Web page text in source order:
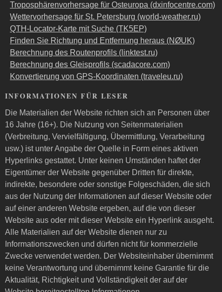
Troposphärenvorhersage für Osteuropa (dxinfocentre.com)
Wettervorhersage für St. Petersburg (world-weather.ru)
QTH-Locator-Karte mit Suche (TK5EP)
Finden Sie Richtung und Entfernung heraus (NØUK)
Berechnung des Routenprofils (linktest.ru)
Berechnung des Gleisprofils (scadacore.com)
Konvertierung von GPS-Koordinaten (traveleu.ru)
INFORMATIONEN FÜR LESER
Die Materialien der Website richten sich an Personen über
16 Jahre (16+). Die Nutzung von Seitenmaterialien
(Verbreitung, Vervielfältigung, Übermittlung, Verarbeitung
usw.) ist unter Angabe der Quelle in Form eines aktiven
Hyperlinks gestattet. Unter keinen Umständen haftet der
Eigentümer der Website gegenüber Dritten für direkte,
indirekte, besondere oder sonstige Folgeschäden, die sich
aus der Nutzung der Informationen auf dieser Website oder
auf einer anderen Website ergeben, auf die von dieser
Website aus oder mit dieser Website ein Hyperlink ausgeht.
Alle Materialien auf der Website dienen nur zu
Informationszwecken und dürfen nicht für kommerzielle
Zwecke verwendet werden. Der Websiteinhaber übernimmt
keine Verantwortung und übernimmt keine Garantie für die
Aktualität, Richtigkeit und Vollständigkeit der auf der